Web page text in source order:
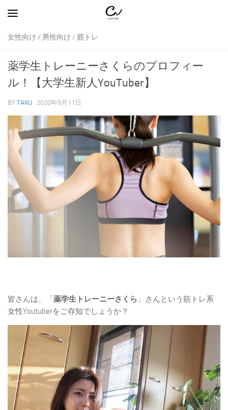
コンテンツへスキップ
女性向け/ 男性向け/筋トレ
薬学生トレーニーさくらのプロフィー
ル！【大学生新人YouTuber】
BY TAKU · 2020年9月11日
皆さんは、「薬学生トレーニーさくら 」さんという筋トレ系
女性Youtuberをご存知でしょうか？